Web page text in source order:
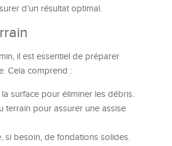
d’un résultat optimal.
il est essentiel de préparer
Cela comprend :
surface pour éliminer les débris.
terrain pour assurer une assise
si besoin, de fondations solides.